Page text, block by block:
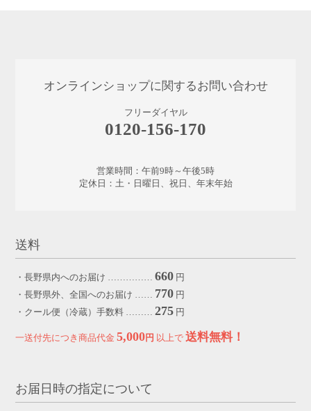
オンラインショップに関するお問い合わせ
フリーダイヤル
0120-156-170
営業時間：午前9時～午後5時
定休日：土・日曜日、祝日、年末年始
送料
・長野県内へのお届け ……………660 円
・長野県外、全国へのお届け …… 770 円
・クール便（冷蔵）手数料 ………275 円
一送付先につき商品代金5,000円 以上で送料無料！
お届日時の指定について